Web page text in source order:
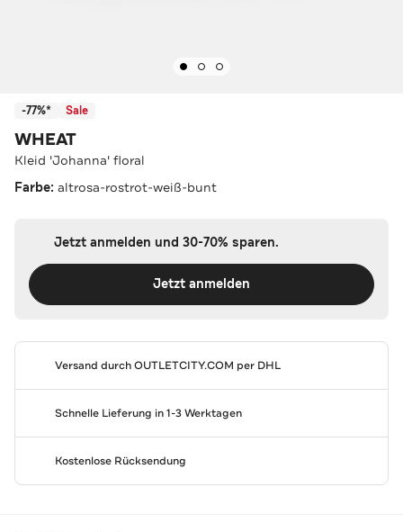
-77%* Sale
WHEAT
Kleid 'Johanna' floral
Farbe: altrosa-rostrot-weiß-bunt
Jetzt anmelden und 30-70% sparen.
Jetzt anmelden
Versand durchOUTLETCITY.COM per DHL
Schnelle Lieferung in 1-3 Werktagen
Kostenlose Rücksendung